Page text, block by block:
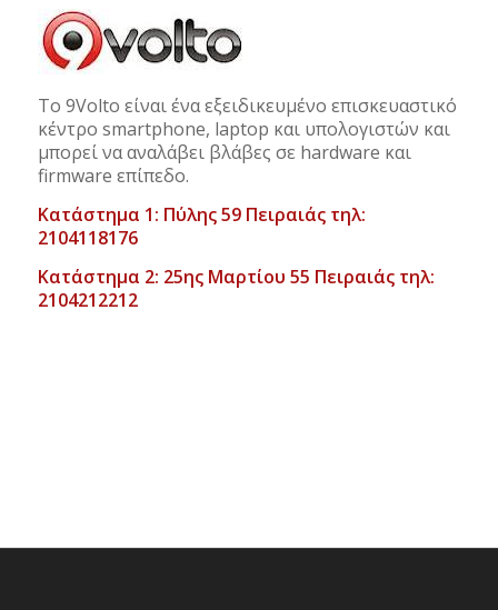
Το 9Volto είναι ένα εξειδικευμένο επισκευαστικό
κέντρο smartphone, laptop και υπολογιστών και
μπορεί να αναλάβει βλάβες σε hardware και
firmware επίπεδο.
Κατάστημα 1: Πύλης 59 Πειραιάς τηλ:
2104118176
Κατάστημα 2: 25ης Μαρτίου 55 Πειραιάς τηλ:
2104212212